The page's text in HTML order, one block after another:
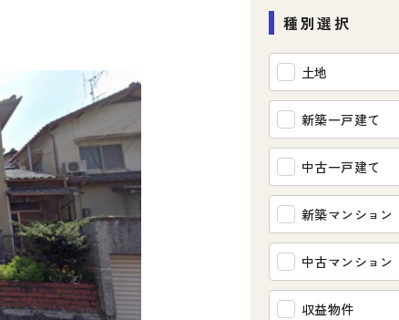
種別選択
土地
新築一戸建て
中古一戸建て
新築マンション
中古マンション
収益物件